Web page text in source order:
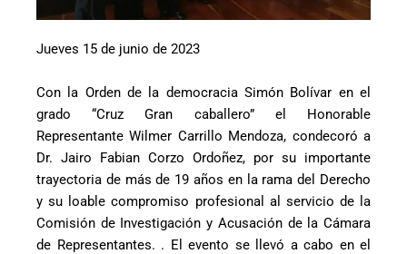
Jueves 15 de junio de 2023
Con la Orden de la democracia Simón Bolívar en el
grado “Cruz Gran caballero” el Honorable
Representante Wilmer Carrillo Mendoza, condecoró a
Dr. Jairo Fabian Corzo Ordoñez, por su importante
trayectoria de más de 19 años en la rama del Derecho
y su loable compromiso profesional al servicio de la
Comisión de Investigación y Acusación de la Cámara
de Representantes. . El evento se llevó a cabo en el